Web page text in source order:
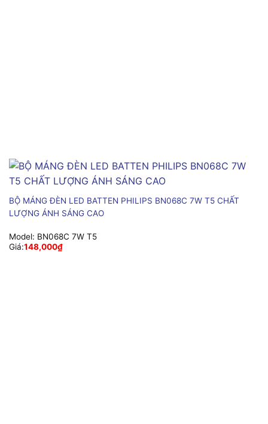
BỘ MÁNG ĐÈN LED BATTEN PHILIPS BN068C 7W T5 CHẤT
LƯỢNG ÁNH SÁNG CAO
Model: BN068C 7W T5
Giá:148,000₫